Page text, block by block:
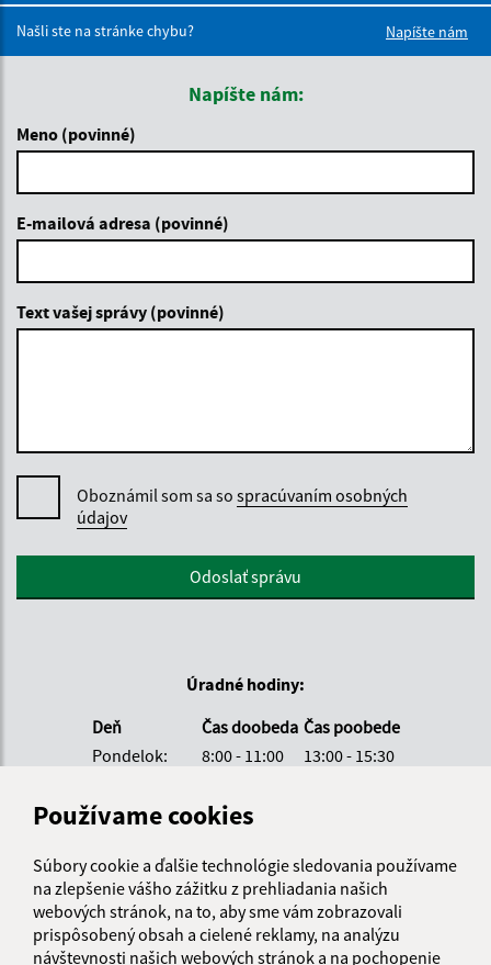
Používame cookies
Súbory cookie a ďalšie technológie sledovania používame
na zlepšenie vášho zážitku z prehliadania našich
webových stránok, na to, aby sme vám zobrazovali
prispôsobený obsah a cielené reklamy, na analýzu
návštevnosti našich webových stránok a na pochopenie
Našli ste na stránke chybu?
Napíšte nám
Napíšte nám:
Meno (povinné)
E-mailová adresa (povinné)
Text vašej správy (povinné)
Oboznámil som sa so spracúvaním osobných
údajov
Google reCaptcha ResponseOdoslať správu
Úradné hodiny:
Deň
Čas doobeda Čas poobede
Pondelok:
8:00 - 11:00
13:00 - 15:30
Streda:
8:00 - 11:00
Piatok:
8:00 - 11:00
12:30 - 14:00
Obedňajšia prestávka:11:00 - 12:30